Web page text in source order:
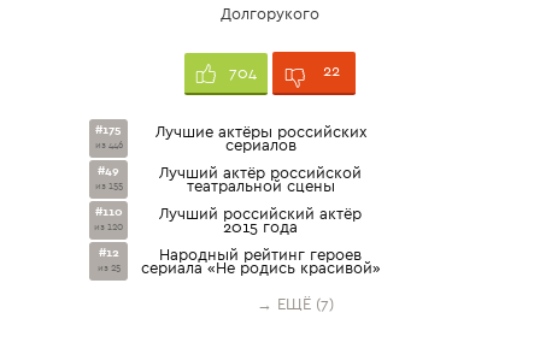
Долгорукого
704 22
#175
из 446
Лучшие актёры российских
сериалов
#49
из 155
Лучший актёр российской
театральной сцены
#110
из 120
Лучший российский актёр
2015 года
#12
из 25
Народный рейтинг героев
сериала «Не родись красивой»
→ ЕЩЁ (7)